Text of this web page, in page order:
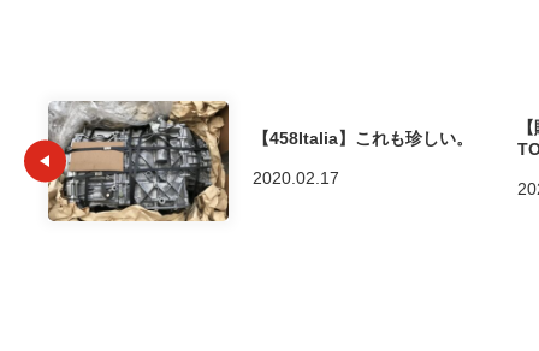
【458Italia】これも珍しい。
2020.02.17